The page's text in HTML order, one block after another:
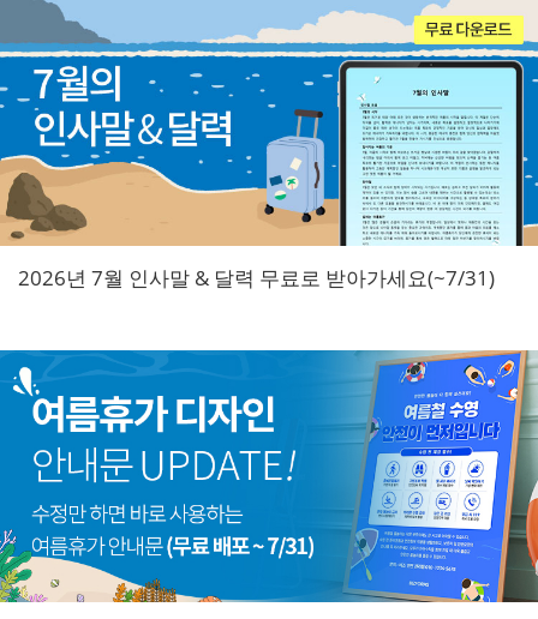
2026년 7월 인사말 & 달력 무료로 받아가세요(~7/31)